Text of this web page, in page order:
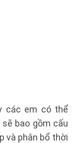
các em có thể
bao gồm cấu
và phân bổ thời